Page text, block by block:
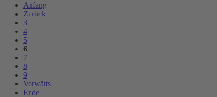
Anfang
Zurück
3
4
5
6
7
8
9
Vorwärts
Ende